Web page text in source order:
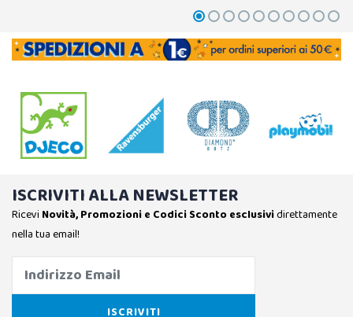
ISCRIVITI ALLA NEWSLETTER
Ricevi Novità, Promozioni e Codici Sconto esclusividirettamente
nella tua email!